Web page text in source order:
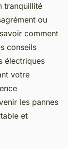
tranquillité
ou
comment
conseils
électriques
votre
les pannes
et